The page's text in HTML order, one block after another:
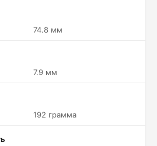
74.8 мм
7.9 мм
192 грамма